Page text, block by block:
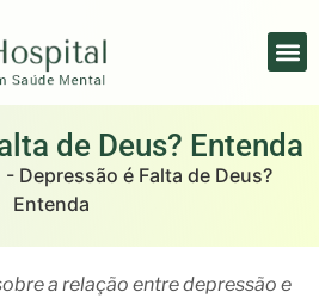
de Deus? Entenda
- Depressão é Falta de Deus?
Entenda
a relação entre depressão e